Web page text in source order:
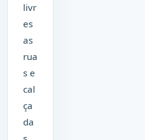
livr
es
as
rua
s e
cal
ça
da